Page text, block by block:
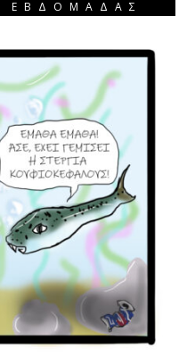
ΕΒΔΟΜΑΔΑΣ